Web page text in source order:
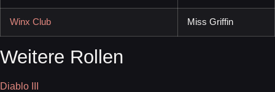
Winx Club Miss Griffin
Weitere Rollen
Diablo III